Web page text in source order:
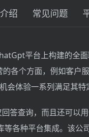
绍 常见问题
平台上构建的全
各个方面，例如客户
会体验一系列满足其特
答查询，而且还可以
等各种平台集成。该公